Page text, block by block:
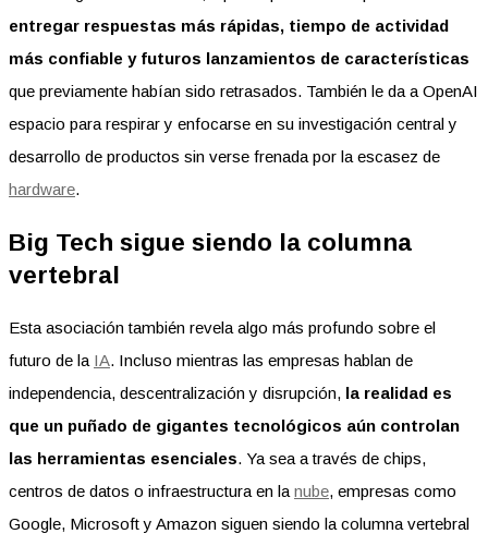
entregar respuestas más rápidas, tiempo de actividad
más confiable y futuros lanzamientos de características
que previamente habían sido retrasados. También le da a OpenAI
espacio para respirar y enfocarse en su investigación central y
desarrollo de productos sin verse frenada por la escasez de
hardware.
Big Tech sigue siendo la columna
vertebral
Esta asociación también revela algo más profundo sobre el
futuro de la IA. Incluso mientras las empresas hablan de
independencia, descentralización y disrupción, la realidad es
que un puñado de gigantes tecnológicos aún controlan
las herramientas esenciales. Ya sea a través de chips,
centros de datos o infraestructura en la nube, empresas como
Google, Microsoft y Amazon siguen siendo la columna vertebral